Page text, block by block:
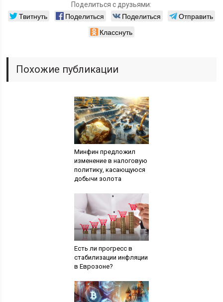
Поделиться с друзьями:
Твитнуть Поделиться Поделиться
Отправить
Класснуть
Похожие публикации
Минфин предложил
изменение в налоговую
политику, касающуюся
добычи золота
Есть ли прогресс в
стабилизации инфляции
в Еврозоне?